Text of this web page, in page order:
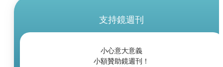
支持鏡週刊
小心意大意義
小額贊助鏡週刊！